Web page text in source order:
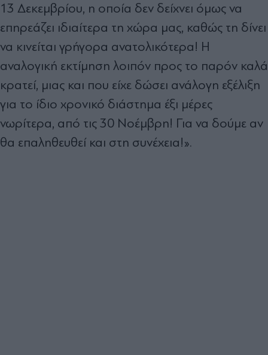
13 Δεκεμβρίου, η οποία δεν δείχνει όμως να
επηρεάζει ιδιαίτερα τη χώρα μας, καθώς τη δίνει
να κινείται γρήγορα ανατολικότερα! Η
αναλογική εκτίμηση λοιπόν προς το παρόν καλά
κρατεί, μιας και που είχε δώσει ανάλογη εξέλιξη
για το ίδιο χρονικό διάστημα έξι μέρες
νωρίτερα, από τις 30 Νοέμβρη! Για να δούμε αν
θα επαληθευθεί και στη συνέχεια!».